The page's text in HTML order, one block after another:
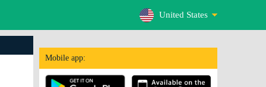
United States
Mobile app: